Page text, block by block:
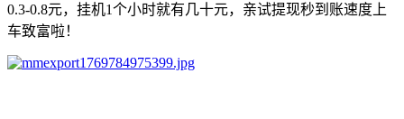
0.3-0.8元，挂机1个小时就有几十元，亲试提现秒到账速度上
车致富啦！